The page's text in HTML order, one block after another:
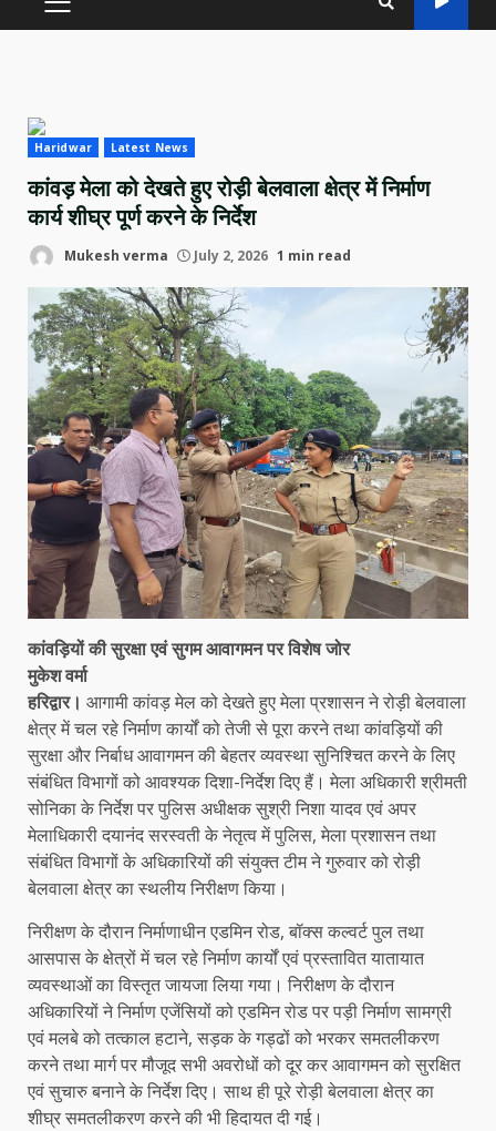
PRIMARY
Haridwar Latest News
कांवड़ मेला को देखते हुए रोड़ी बेलवाला क्षेत्र में निर्माण
कार्य शीघ्र पूर्ण करने के निर्देश
Mukesh verma July 2, 2026 1 min read
कांवड़ियों की सुरक्षा एवं सुगम आवागमन पर विशेष जोर
मुकेश वर्मा
हरिद्वार। आगामी कांवड़ मेल को देखते हुए मेला प्रशासन ने रोड़ी बेलवाला
क्षेत्र में चल रहे निर्माण कार्यों को तेजी से पूरा करने तथा कांवड़ियों की
सुरक्षा और निर्बाध आवागमन की बेहतर व्यवस्था सुनिश्चित करने के लिए
संबंधित विभागों को आवश्यक दिशा-निर्देश दिए हैं। मेला अधिकारी श्रीमती
सोनिका के निर्देश पर पुलिस अधीक्षक सुश्री निशा यादव एवं अपर
मेलाधिकारी दयानंद सरस्वती के नेतृत्व में पुलिस, मेला प्रशासन तथा
संबंधित विभागों के अधिकारियों की संयुक्त टीम ने गुरुवार को रोड़ी
बेलवाला क्षेत्र का स्थलीय निरीक्षण किया।
निरीक्षण के दौरान निर्माणाधीन एडमिन रोड, बॉक्स कल्वर्ट पुल तथा
आसपास के क्षेत्रों में चल रहे निर्माण कार्यों एवं प्रस्तावित यातायात
व्यवस्थाओं का विस्तृत जायजा लिया गया। निरीक्षण के दौरान
अधिकारियों ने निर्माण एजेंसियों को एडमिन रोड पर पड़ी निर्माण सामग्री
एवं मलबे को तत्काल हटाने, सड़क के गड्ढों को भरकर समतलीकरण
करने तथा मार्ग पर मौजूद सभी अवरोधों को दूर कर आवागमन को सुरक्षित
एवं सुचारु बनाने के निर्देश दिए। साथ ही पूरे रोड़ी बेलवाला क्षेत्र का
शीघ्र समतलीकरण करने की भी हिदायत दी गई।